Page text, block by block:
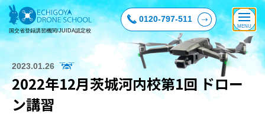
国交省登録講習機関/JUIDA認定校
0120-797-511
2023.01.26
2022年12月茨城河内校第1回 ドロー
ン講習